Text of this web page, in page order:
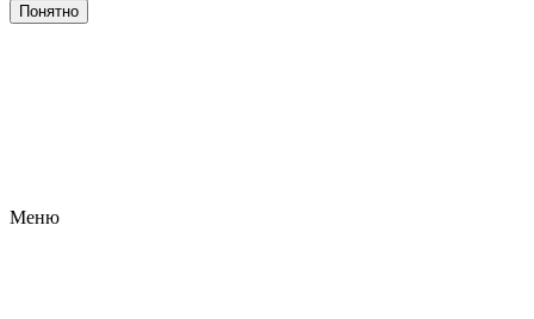
Понятно
Меню